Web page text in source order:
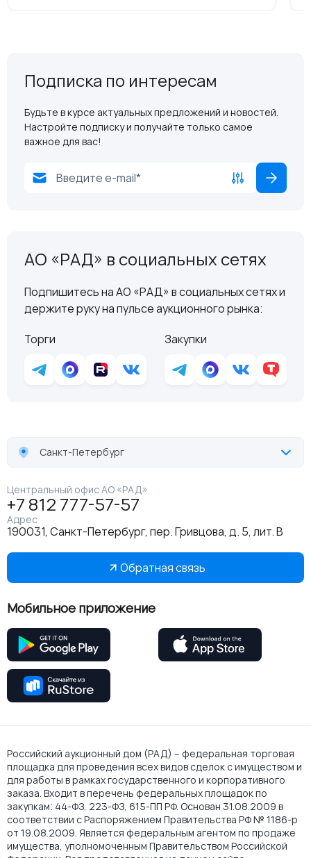
Подписка по интересам
Будьте в курсе актуальных предложений и новостей.
Настройте подписку и получайте только самое
важное для вас!
АО «РАД» в социальных сетях
Подпишитесь на АО «РАД» в социальных сетях и
держите руку на пульсе аукционного рынка:
Торги
Закупки
Санкт-Петербург
Центральный офис АО «РАД»
+7 812 777-57-57
Адрес
190031, Санкт-Петербург, пер. Гривцова, д. 5, лит. В
Обратная связь
Мобильное приложение
Российский аукционный дом (РАД) – федеральная торговая
площадка для проведения всех видов сделок с имуществом и
для работы в рамках государственного и корпоративного
заказа. Входит в перечень федеральных площадок по
закупкам: 44-ФЗ, 223-ФЗ, 615-ПП РФ. Основан 31.08.2009 в
соответствии с Распоряжением Правительства РФ № 1186-р
от 19.08.2009. Является федеральным агентом по продаже
имущества, уполномоченным Правительством Российской